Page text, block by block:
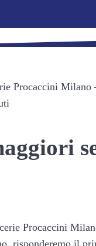
Procaccini